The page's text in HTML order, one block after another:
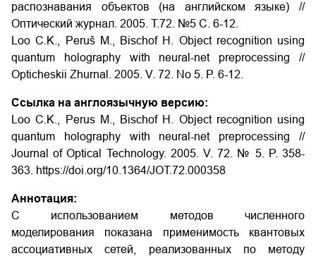
распознавания объектов (на английском языке) //
Оптический журнал. 2005. Т.72. №5 С. 6-12.
Loo C.K., Peruš M., Bischof H. Object recognition using
quantum holography with neural-net preprocessing
//
Opticheskii Zhurnal. 2005. V. 72. No 5. P. 6-12.
Ссылка на англоязычную версию:
Loo C.K., Perus M., Bischof H. Object recognition using
quantum holography with neural-net preprocessing //
Journal of Optical Technology. 2005. V. 72. № 5. P. 358-
363. https://doi.org/10.1364/JOT.72.000358
Аннотация:
С использованием методов численного
моделирования показана применимость квантовых
ассоциативных сетей, реализованных по методу